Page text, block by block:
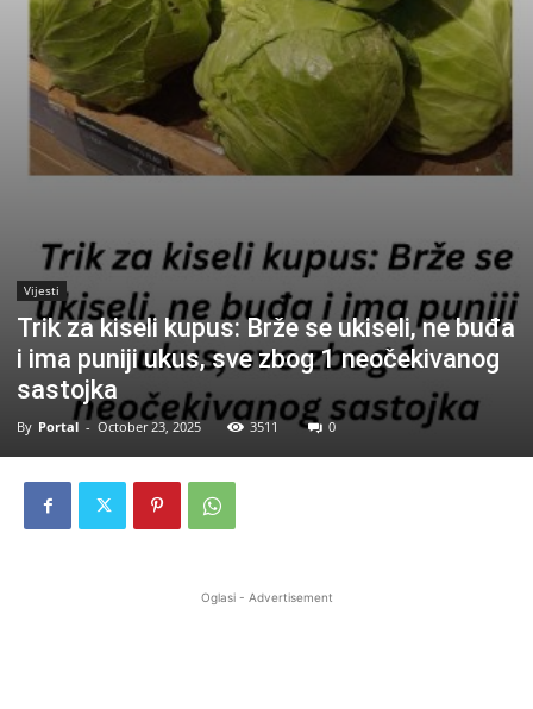
Vijesti
Trik za kiseli kupus: Brže se ukiseli, ne buđa
i ima puniji ukus, sve zbog 1 neočekivanog
sastojka
By Portal - October 23, 2025 3511 0
Oglasi - Advertisement